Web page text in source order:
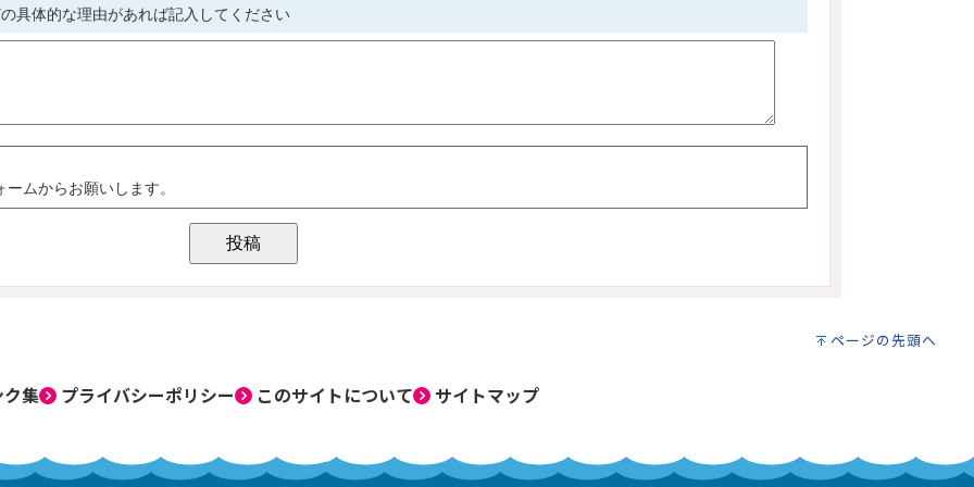
ページの先頭へ
集 プライバシーポリシー このサイトについて サイトマップ